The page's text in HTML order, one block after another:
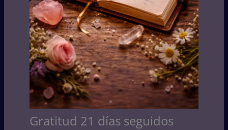
Gratitud 21 días seguidos